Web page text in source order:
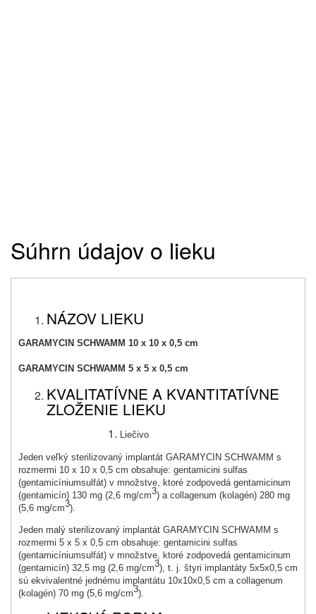
Súhrn údajov o lieku
NÁZOV LIEKU
GARAMYCIN SCHWAMM 10 x 10 x 0,5 cm
GARAMYCIN SCHWAMM 5 x 5 x 0,5 cm
KVALITATÍVNE A KVANTITATÍVNE
ZLOŽENIE LIEKU
Liečivo
Jeden veľký sterilizovaný implantát GARAMYCIN SCHWAMM s
rozmermi 10 x 10 x 0,5 cm obsahuje: gentamicini sulfas
(gentamicíniumsulfát) v množstve, ktoré zodpovedá gentamicinum
(gentamicín) 130 mg (2,6 mg/cm3) a collagenum (kolagén) 280 mg
(5,6 mg/cm3).
Jeden malý sterilizovaný implantát GARAMYCIN SCHWAMM s
rozmermi 5 x 5 x 0,5 cm obsahuje: gentamicini sulfas
(gentamicíniumsulfát) v množstve, ktoré zodpovedá gentamicinum
(gentamicín) 32,5 mg (2,6 mg/cm3), t. j. štyri implantáty 5x5x0,5 cm
sú ekvivalentné jednému implantátu 10x10x0,5 cm a collagenum
(kolagén) 70 mg (5,6 mg/cm3).